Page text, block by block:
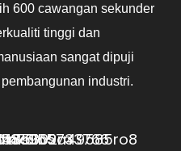
600 cawangan sekunder
tinggi dan
sangat dipuji
industri.